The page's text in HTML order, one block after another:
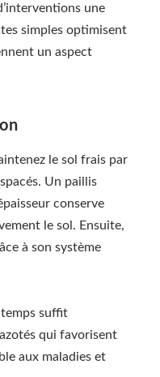
une
simples optimisent
un aspect
le sol frais par
Un paillis
conserve
le sol. Ensuite,
à son système
suffit
qui favorisent
aux maladies et